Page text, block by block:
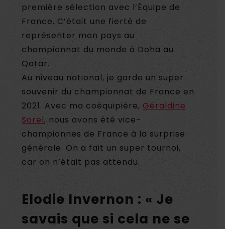
première sélection avec l’Équipe de
France. C’était une fierté de
représenter mon pays au
championnat du monde à Doha au
Qatar.
Au niveau national, je garde un super
souvenir du championnat de France en
2021. Avec ma coéquipière, Géraldine
Sorel, nous avons été vice-
championnes de France à la surprise
générale. On a fait un super tournoi,
car on n’était pas attendu.
Elodie Invernon : « Je
savais que si cela ne se